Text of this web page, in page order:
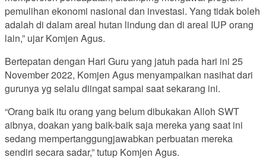
pemulihan ekonomi nasional dan investasi. Yang tidak boleh
adalah di dalam areal hutan lindung dan di areal IUP orang
lain,” ujar Komjen Agus.
Bertepatan dengan Hari Guru yang jatuh pada hari ini 25
November 2022, Komjen Agus menyampaikan nasihat dari
gurunya yg selalu diingat sampai saat sekarang ini.
“Orang baik itu orang yang belum dibukakan Alloh SWT
aibnya, doakan yang baik-baik saja mereka yang saat ini
sedang mempertanggungjawabkan perbuatan mereka
sendiri secara sadar,” tutup Komjen Agus.